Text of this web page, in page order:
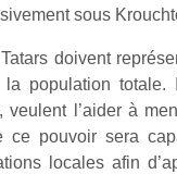
sous
doivent
population totale.
veulent l’aider à
ce pouvoir sera
locales afin